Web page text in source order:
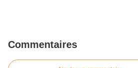
Commentaires